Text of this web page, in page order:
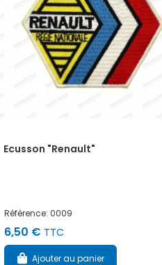
Ecusson "Renault"
Référence: 0009
6,50 € TTC
Ajouter au panier